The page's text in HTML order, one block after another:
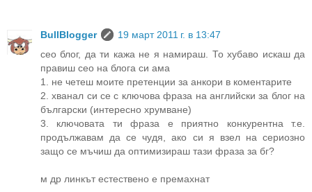
BullBlogger
19 март 2011 г. в 13:47
сео блог, да ти кажа не я намираш. То хубаво искаш да
правиш сео на блога си ама
1. не четеш моите претенции за анкори в коментарите
2. хванал си се с ключова фраза на английски за блог на
български (интересно хрумване)
3. ключовата ти фраза е приятно конкурентна т.е.
продължавам да се чудя, ако си я взел на сериозно
защо се мъчиш да оптимизираш тази фраза за бг?
м др линкът естествено е премахнат